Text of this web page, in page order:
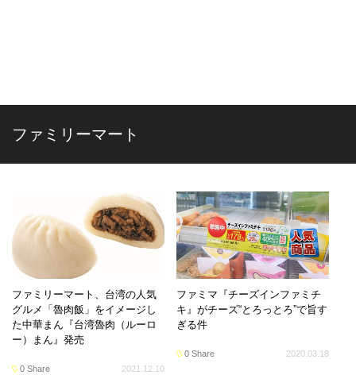
ファミリーマート
ファミリーマート、台湾の人気
グルメ「魯肉飯」をイメージし
た中華まん『台湾魯肉（ルーロ
ー）まん』発売
0 Share 2021.12.10
ファミマ『チーズインファミチ
キ』がチーズ“とろっとろ”で旨す
ぎる件
0 Share 2020.03.18